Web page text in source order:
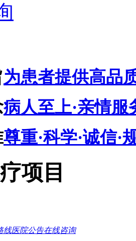
为患者提供高品
病人至上·亲情服
尊重·科学·诚信·
项目
线医院公告在线咨询